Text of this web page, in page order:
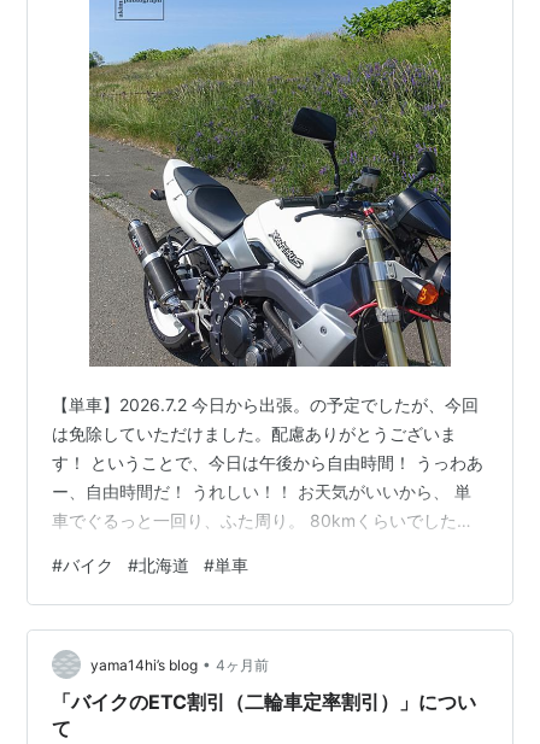
【単車】2026.7.2 今日から出張。の予定でしたが、今回
は免除していただけました。配慮ありがとうございま
す！ ということで、今日は午後から自由時間！ うっわあ
ー、自由時間だ！ うれしい！！ お天気がいいから、 単
車でぐるっと一回り、ふた周り。 80kmくらいでした
気も良く、自分の時間。 そんなの毎日で当たり前である
人も多いかも知れませんが、吾にとっては、もう特別な
時間といってもいいくらい。本当に貴重です。当たり前
じゃないからこそ、貴重。 今日のソフトクリーム1 今日
のソフトクリーム2 そしてそして、明日は朝からお休
み！ うれしすぎる〜〜〜…
#バイク #北海道 #単車
yama14hi’s blog • 4ヶ月前
「バイクのETC割引（二輪車定率割引）」につい
て